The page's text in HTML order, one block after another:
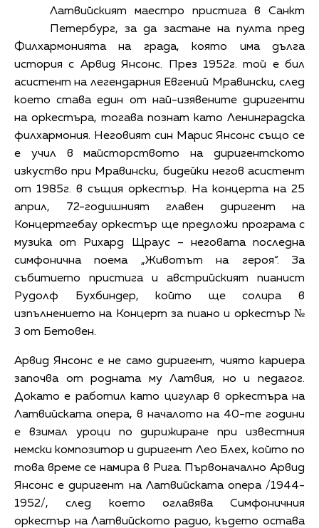
Латвийският маестро пристига в Санкт
Петербург, за да застане на пулта пред
Филхармонията на града, която има дълга
история с Арвид Янсонс. През 1952г. той е бил
асистент на легендарния Евгений Мравински, след
което става един от най-изявените диригенти
на оркестъра, тогава познат като Ленинградска
филхармония. Неговият син Марис Янсонс също се
е учил в майсторството на диригентското
изкуство при Мравински, бидейки негов асистент
от 1985г. в същия оркестър. На концерта на 25
април, 72-годишният главен диригент на
Концертгебау оркестър ще предложи програма с
музика от Рихард Щраус – неговата последна
симфонична поема „Животът на героя“. За
събитието пристига и австрийският пианист
Рудолф Бухбиндер, който ще солира в
изпълнението на Концерт за пиано и оркестър №
3 от Бетовен.
Арвид Янсонс е не само диригент, чиято кариера
започва от родната му Латвия, но и педагог.
Докато е работил като цигулар в оркестъра на
Латвийската опера, в началото на 40-те години
е взимал уроци по дирижиране при известния
немски композитор и диригент Лео Блех, който по
това време се намира в Рига. Първоначално Арвид
Янсонс е диригент на Латвийската опера /1944-
1952/, след което оглавява Симфоничния
оркестър на Латвийското радио, където остава